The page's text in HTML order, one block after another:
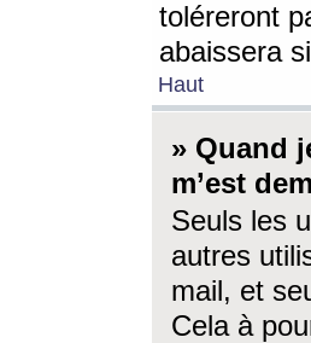
toléreront
abaissera
Haut
» Quand
m’est
Seuls les
autres
mail, et
Cela à